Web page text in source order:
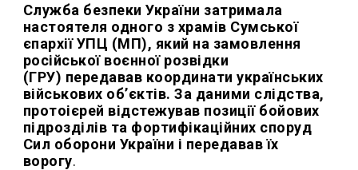
Служба безпеки України затримала
настоятеля одного з храмів Сумської
єпархії УПЦ (МП), який на замовлення
російської воєнної розвідки
(ГРУ) передавав координати українських
військових об’єктів. За даними слідства,
протоієрей відстежував позиції бойових
підрозділів та фортифікаційних споруд
Сил оборони України і передавав їх
ворогу.